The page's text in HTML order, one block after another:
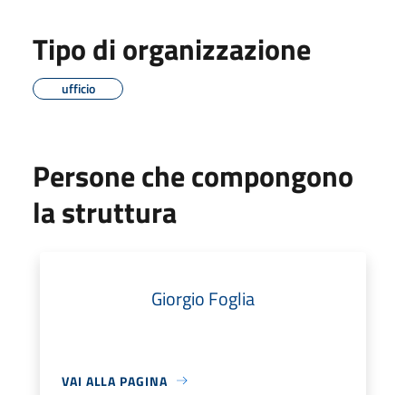
Tipo di organizzazione
ufficio
Persone che compongono
la struttura
Giorgio Foglia
VAI ALLA PAGINA